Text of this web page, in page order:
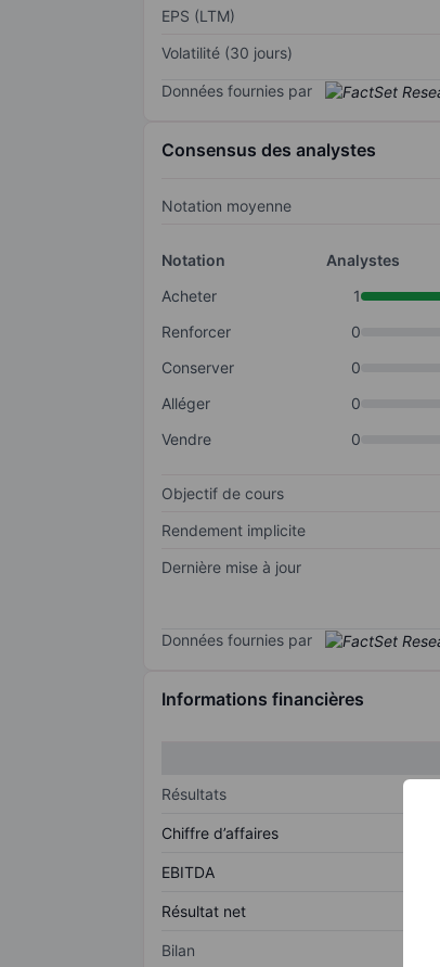
EPS (LTM)
Volatilité (30 jours)
Données fournies par
Consensus des analystes
Notation moyenne
Notation
Analystes
Acheter
1
Renforcer
0
Conserver
0
Alléger
0
Vendre
0
Objectif de cours
Rendement implicite
Dernière mise à jour
Données fournies par
Informations financières
Résultats
Chiffre d’affaires
EBITDA
Résultat net
Bilan